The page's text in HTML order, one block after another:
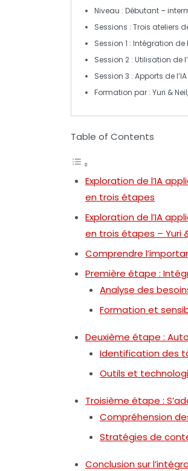
Niveau : Débutant –
Sessions : Trois ateliers
Session 1 : Intégration de
Session 2 : Utilisation de l’
Session 3 : Apports de l’IA
Formation par : Yuri &
Table of Contents
Exploration de l’IA
en trois étapes
Exploration de l’IA
en trois étapes – Yuri
Comprendre
Première étape :
Analyse des
Formation et
Deuxième étape :
Identification des
Outils et
Troisième étape :
Compréhension
Stratégies de
Conclusion sur